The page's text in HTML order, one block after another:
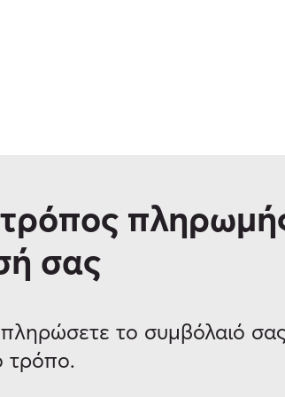
σας
το συμβόλαιό
τρόπο.